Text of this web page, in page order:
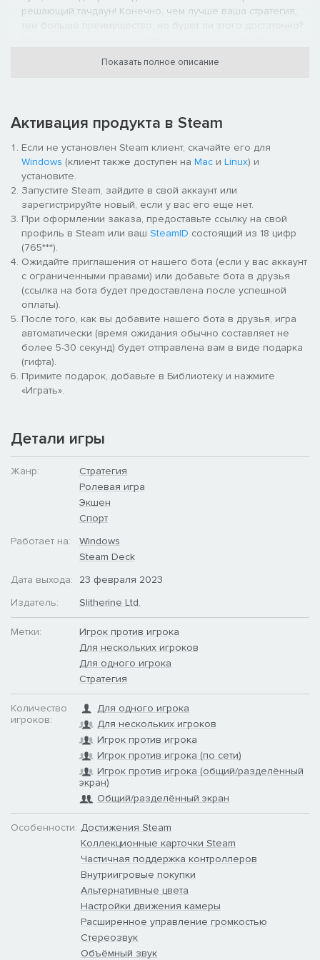
решающий тачдаун! Конечно, чем лучше ваша стратегия,
вид, эмблемы и броню, пригласите чирлидеров и тренера,
Старого Света. Но помните: в этом спорте травмы это
обычное дело, и, возможно, некоторых из ваших игроков
вынесут с поля ногами вперед. Такое вот окончательное
прекращение спортивной карьеры...
Новое в Blood Bowl 3
На основе официального последнего издания настольной
игры, включая новые навыки и переработанную механику
прохождения.
12 фракций на выбор, включая черных орков, дворянство
Поля с особыми правилами, чтобы придать матчам
разнообразия.
Новые возможности настройки тренеров, чирлидеров,
команд и каждого элемента брони игроков.
Кампания для одного игрока, доступная всем фракциям.
Улучшенный режим соревнования с новыми функциями
Гибкий таймер, который поможет без труда организовать
тренировки как для опытных, так и для начинающих
Новая кампания для одного игрока
Ваши тренерские достижения и успехи на поле заметил
спортивный агент. Он решил оплатить для вашей команды
участие в новейшем событии Blood Bowl. Вас ждет Битва
спонсоров! Сможете ли вы уничтожить противников и
исполнить мечту трибун?
Соревнуйтесь против самых успешных спонсорских
команд Старого Света.
Сразитесь со звездными игроками, которые представляют
крупные бренды. Легендарный Griff Oberwald уже ждет вас
Сами выбирайте свою фракцию и играйте за эту команду
во всех прочих режимах.
Режимы соревнования с бесконечными
возможностями
Показать полное описание
Активация продукта в Steam
Если не установлен Steam клиент, скачайте его для
Windows (клиент также доступен на Mac и Linux) и
установите.
Запустите Steam, зайдите в свой аккаунт или
зарегистрируйте новый, если у вас его еще нет.
При оформлении заказа, предоставьте ссылку на свой
профиль в Steam или ваш SteamID состоящий из 18 цифр
(765***).
Ожидайте приглашения от нашего бота (если у вас аккаунт
с ограниченными правами) или добавьте бота в друзья
(ссылка на бота будет предоставлена после успешной
оплаты).
После того, как вы добавите нашего бота в друзья, игра
автоматически (время ожидания обычно составляет не
более 5-30 секунд) будет отправлена вам в виде подарка
(гифта).
Примите подарок, добавьте в Библиотеку и нажмите
«Играть».
Детали игры
Жанр:
Стратегия
Ролевая игра
Экшен
Спорт
Работает на:
Windows
Steam Deck
Дата выхода:
23 февраля 2023
Издатель:
Slitherine Ltd.
Метки:
Игрок против игрока
Для нескольких игроков
Для одного игрока
Стратегия
Количество
игроков:
Для одного игрока
Для нескольких игроков
Игрок против игрока
Игрок против игрока (по сети)
Игрок против игрока (общий/разделённый
экран)
Общий/разделённый экран
Особенности: Достижения Steam
Коллекционные карточки Steam
Частичная поддержка контроллеров
Внутриигровые покупки
Альтернативные цвета
Настройки движения камеры
Расширенное управление громкостью
Стереозвук
Объёмный звук